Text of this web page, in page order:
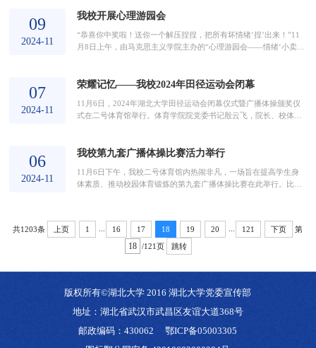
五组比拼，积分前三名的队伍获胜，并有机会组装和带走学院提供
三种题型，其内容涉及新能源专业知识和电动车安全常...
09
2024-11
我校开展心理游园会
“恭喜你中奖啦！送你一个解压捏捏，把所有坏情绪‘捏’出来！”11
月8日上午，由马克思主义学院主办的“心理游园会——情绪‘小卖
游园会形式丰富多样。情绪“垃圾桶”游戏里，学生们写下烦恼，扔
合文字，拼字成诗，用诗表达情绪；还有刮...
07
2024-11
荣耀记忆——我校2024年田径运动会闭幕
11月6日，2024年湖北大学田径运动会闭幕仪式暨广播体操颁奖仪
式在二号体育馆举行。体育学院院党委书记殷云飞，院长、校体委
行曲，26个学院代表方阵依次入场，整齐地站成一排，共同期待着
长张强弓在闭幕式上宣布了本次运动会和广播体操比赛的...
06
2024-11
我校第九套广播体操比赛活力举行
11月6日下午，我校二号体育馆内热闹非凡，一场旨在提高学生身
体素质、推动校园体育锻炼的第九套广播体操比赛在此举行。比赛
队伍依次入场。统一的服装、规范的齐步动作、多样的入场设计，
充分展示了各学院饱满的精神风貌。在广播体操的音乐响起后，各
学院队伍昂首挺胸，动作娴熟整齐，伸臂、扩胸、转体、...
共1203条 上页 1 16 17 18 19 20 121 下页
第
/121页
跳转
版权所有©湖北大学 2016 湖北大学党委宣传部
地址：湖北省武汉市武昌区友谊大道368号
邮政编码：430062
鄂ICP备05003305